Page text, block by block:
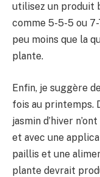
utilisez un produit
comme 5-5-5 ou
peu moins que la
plante.
Enfin, je suggère
fois au printemps.
jasmin d’hiver
et avec une
paillis et une
plante devrait